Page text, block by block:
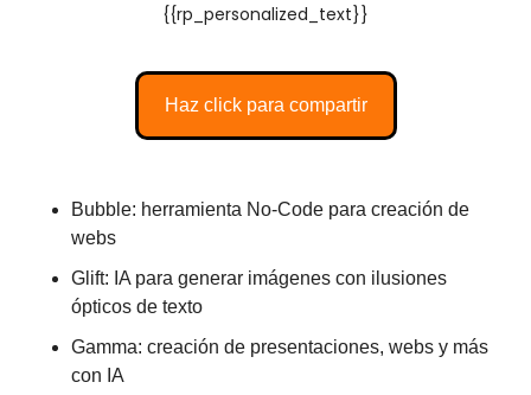
{{rp_personalized_text}}
Haz click para compartir
Bubble: herramienta No-Code para creación de
webs
Glift: IA para generar imágenes con ilusiones
ópticos de texto
Gamma: creación de presentaciones, webs y más
con IA